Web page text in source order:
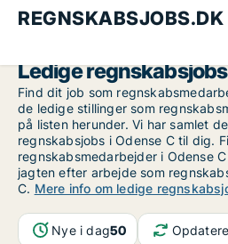
REGNSKABSJOBS.DK
Ledige
Find dit job som
de ledige stillinger som
på listen herunder. Vi har samlet
regnskabsjobs i Odense C til dig.
regnskabsmedarbejder i Odense
jagten efter arbejde som
C. Mere info om ledige
Nye i dag50